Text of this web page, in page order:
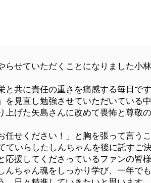
らせていただくことになりました小
共に責任の重さを痛感する毎日です
見直し勉強させていただいている
上げた矢島さんに改めて畏怖と尊敬
せください！」と胸を張って言う
ていらしたしんちゃんを後に託すご
応援してくださっているファンの皆
んちゃん魂をしっかり学び、一年で